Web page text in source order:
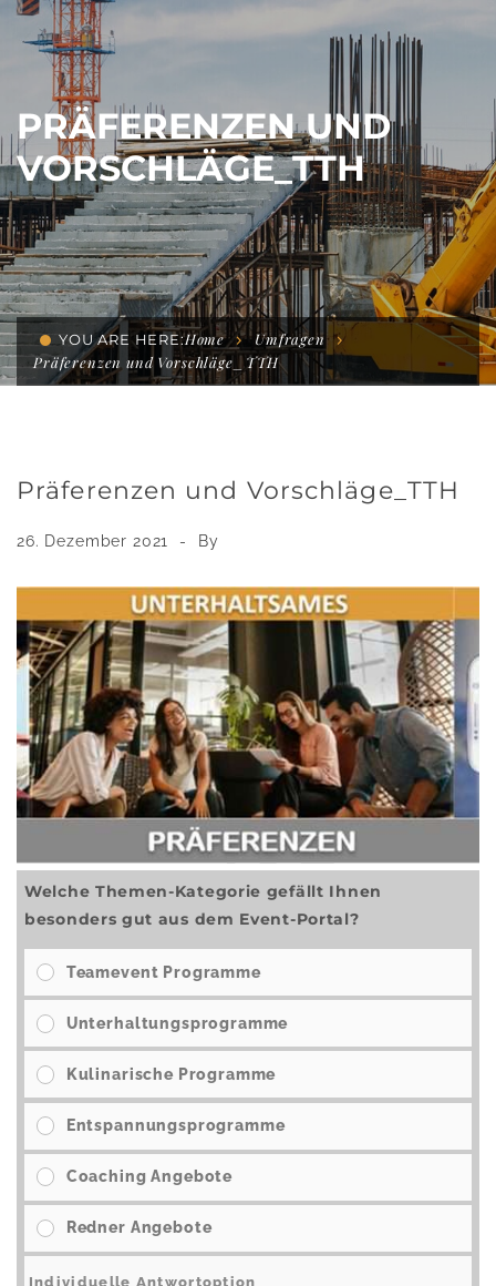
PRÄFERENZEN UND
VORSCHLÄGE_TTH
YOU ARE HERE:Home
Umfragen
Präferenzen und Vorschläge_TTH
Präferenzen und Vorschläge_TTH
26. Dezember 2021 By
Welche Themen-Kategorie gefällt Ihnen
besonders gut aus dem Event-Portal?
Teamevent Programme
Unterhaltungsprogramme
Kulinarische Programme
Entspannungsprogramme
Coaching Angebote
Redner Angebote